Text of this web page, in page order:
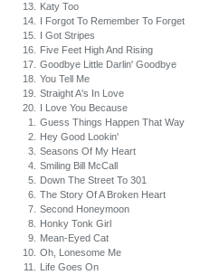
13.
Katy Too
14.
I Forgot To Remember To Forget
15.
I Got Stripes
16.
Five Feet High And Rising
17. Goodbye Little Darlin' Goodbye
18. You Tell Me
19. Straight A's In Love
20.
I Love You Because
1.
Guess Things Happen That Way
2.
Hey Good Lookin'
3. Seasons Of My Heart
4. Smiling Bill McCall
5.
Down The Street To 301
6. The Story Of A Broken Heart
7. Second Honeymoon
8.
Honky Tonk Girl
9.
Mean-Eyed Cat
10. Oh, Lonesome Me
11.
Life Goes On